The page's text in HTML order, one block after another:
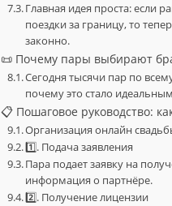
Главная идея проста: если
поездки за границу, то
законно.
📜 Почему пары выбирают
Сегодня тысячи пар по
почему это стало
📋 Пошаговое руководство:
Организация онлайн
1️⃣. Подача заявления
Пара подает заявку на
информация о партнёре.
2️⃣. Получение лицензии